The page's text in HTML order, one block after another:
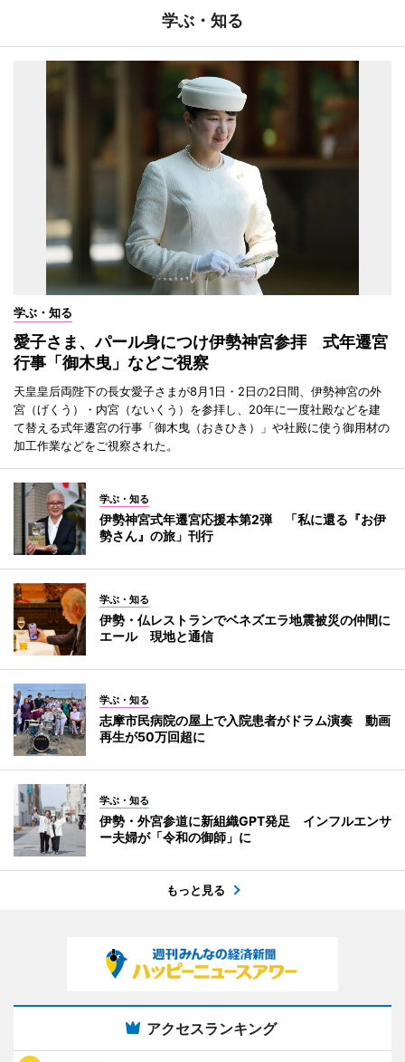
学ぶ・知る
学ぶ・知る
愛子さま、パール身につけ伊勢神宮参拝 式年遷宮
行事「御木曳」などご視察
天皇皇后両陛下の長女愛子さまが8月1日・2日の2日間、伊勢神宮の外
宮（げくう）・内宮（ないくう）を参拝し、20年に一度社殿などを建
て替える式年遷宮の行事「御木曳（おきひき）」や社殿に使う御用材の
加工作業などをご視察された。
学ぶ・知る
伊勢神宮式年遷宮応援本第2弾 「私に還る『お伊
勢さん』の旅」刊行
学ぶ・知る
伊勢・仏レストランでベネズエラ地震被災の仲間に
エール 現地と通信
学ぶ・知る
志摩市民病院の屋上で入院患者がドラム演奏 動画
再生が50万回超に
学ぶ・知る
伊勢・外宮参道に新組織GPT発足 インフルエンサ
ー夫婦が「令和の御師」に
もっと見る
アクセスランキング